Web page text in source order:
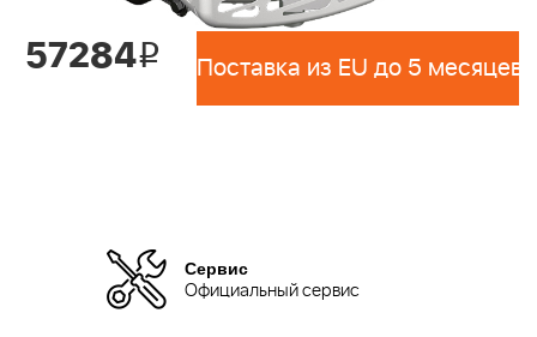
57284i Поставка из EU до 5 месяцев
Сервис
Официальный сервис